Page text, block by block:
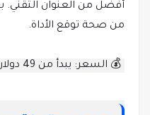
أفضل من العنوان التقني.
من صحة توقع الأداة.
💰 السعر: يبدأ من 49 دولار شهرياً.